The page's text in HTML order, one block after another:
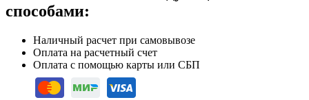
способами:
Наличный расчет при самовывозе
Оплата на расчетный счет
Оплата с помощью карты или СБП